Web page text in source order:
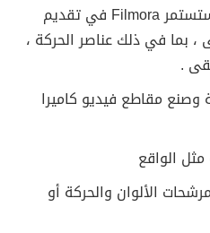
– لديه تأثيرات لا نهاية لها فستستمر Filmora في تقديم
، بما في ذلك عناصر الحركة ،
.
مقاطع فيديو كاميرا
الواقع
تأثير مثل مرشحات الألوان والحركة أو